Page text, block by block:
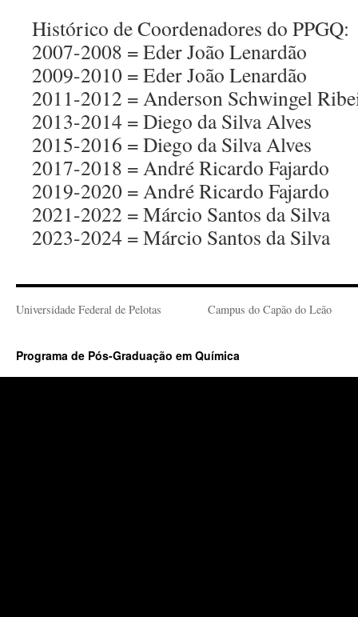
Histórico de Coordenadores do PPGQ:
2007-2008 = Eder João Lenardão
2009-2010 = Eder João Lenardão
2011-2012 = Anderson Schwingel
2013-2014 = Diego da Silva Alves
2015-2016 = Diego da Silva Alves
2017-2018 = André Ricardo Fajardo
2019-2020 = André Ricardo Fajardo
2021-2022 = Márcio Santos da Silva
2023-2024 = Márcio Santos da Silva
Universidade Federal de Pelotas Campus do Capão do Leão
Programa de Pós-Graduação em Química